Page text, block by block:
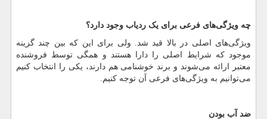
چه ویژگیهای فرعی برای یک ردیاب وجود دارد؟
ویژگیهای اصلی در بالا قید شد. ولی برای این که بین چند گزینه
موجود که شرایط اصلی را دارا هستند و همگی توسط فروشنده
معتبر ارائه میشوند و برند خوشنامی هم دارند، یکی را انتخاب کنیم
میتوانیم به ویژگیهای فرعی آن توجه کنیم.
ضد آب بودن